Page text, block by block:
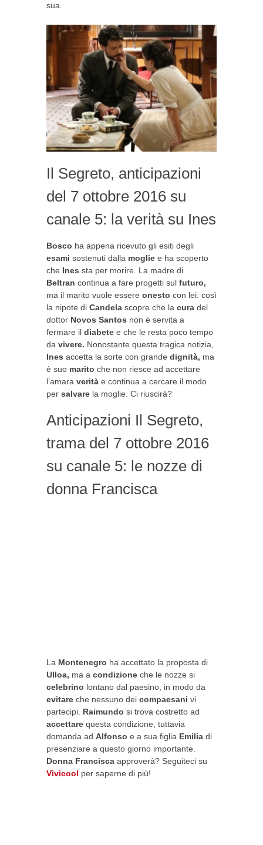
sua.
Il Segreto, anticipazioni
del 7 ottobre 2016 su
canale 5: la verità su Ines
Bosco ha appena ricevuto gli esiti degli
esami sostenuti dalla moglie e ha scoperto
che Ines sta per morire. La madre di
Beltran continua a fare progetti sul futuro,
ma il marito vuole essere onesto con lei: così
la nipote di Candela scopre che la cura del
dottor Novos Santos non è servita a
fermare il diabete e che le resta poco tempo
da vivere. Nonostante questa tragica notizia,
Ines accetta la sorte con grande dignità, ma
è suo marito che non riesce ad accettare
l’amara verità e continua a cercare il modo
per salvare la moglie. Ci riuscirà?
Anticipazioni Il Segreto,
trama del 7 ottobre 2016
su canale 5: le nozze di
donna Francisca
La Montenegro ha accettato la proposta di
Ulloa, ma a condizione che le nozze si
celebrino lontano dal paesino, in modo da
evitare che nessuno dei compaesani vi
partecipi. Raimundo si trova costretto ad
accettare questa condizione, tuttavia
domanda ad Alfonso e a sua figlia Emilia di
presenziare a questo giorno importante.
Donna Francisca approverà? Seguiteci su
Vivicool per saperne di più!